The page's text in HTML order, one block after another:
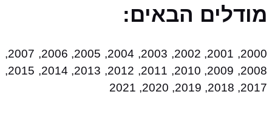
מודלים הבאים:
2000, 2001, 2002, 2003, 2004, 2005, 2006, 2007,
2008, 2009, 2010, 2011, 2012, 2013, 2014, 2015,
2017, 2018, 2019, 2020, 2021